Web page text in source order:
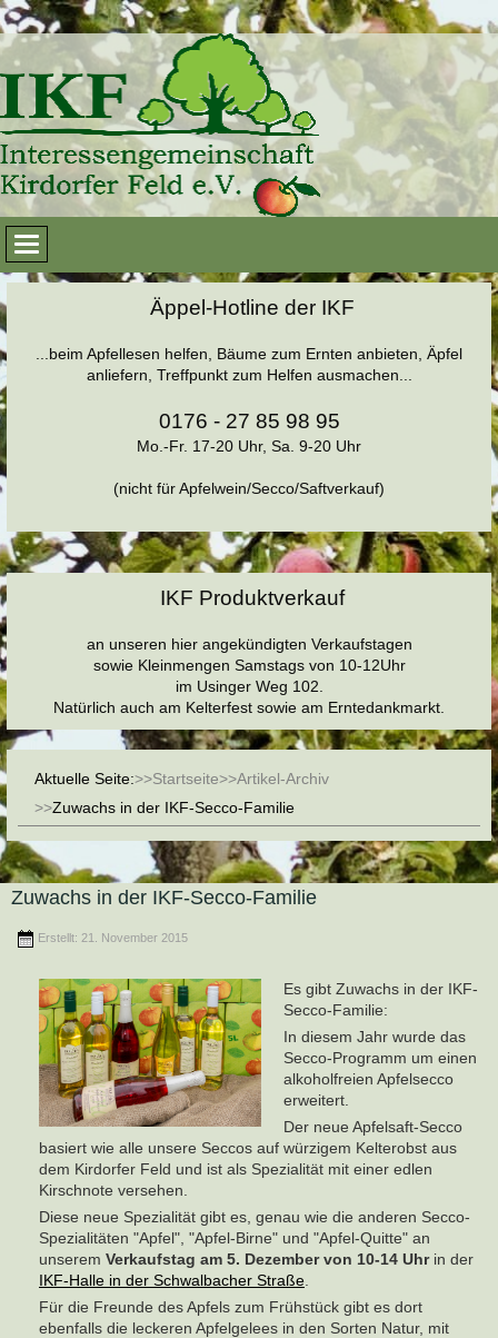
Äppel-Hotline der IKF
...beim Apfellesen helfen, Bäume zum Ernten anbieten, Äpfel
anliefern, Treffpunkt zum Helfen ausmachen...
0176 - 27 85 98 95
Mo.-Fr. 17-20 Uhr, Sa. 9-20 Uhr
(nicht für Apfelwein/Secco/Saftverkauf)
IKF Produktverkauf
an unseren hier angekündigten Verkaufstagen
sowie Kleinmengen Samstags von 10-12Uhr
im Usinger Weg 102.
Natürlich auch am Kelterfest sowie am Erntedankmarkt.
Aktuelle Seite: Startseite
Artikel-Archiv
Zuwachs in der IKF-Secco-Familie
Zuwachs in der IKF-Secco-Familie
Erstellt: 21. November 2015
Es gibt Zuwachs in der IKF-
Secco-Familie:
In diesem Jahr wurde das
Secco-Programm um einen
alkoholfreien Apfelsecco
erweitert.
Der neue Apfelsaft-Secco
basiert wie alle unsere Seccos auf würzigem Kelterobst aus
dem Kirdorfer Feld und ist als Spezialität mit einer edlen
Kirschnote versehen.
Diese neue Spezialität gibt es, genau wie die anderen Secco-
Spezialitäten "Apfel", "Apfel-Birne" und "Apfel-Quitte" an
unserem Verkaufstag am 5. Dezember von 10-14 Uhrin der
IKF-Halle in der Schwalbacher Straße
Für die Freunde des Apfels zum Frühstück gibt es dort
ebenfalls die leckeren Apfelgelees in den Sorten Natur, mit